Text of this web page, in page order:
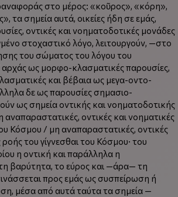
στο μέρος: «κοῦρος», «κόρη»,
τα σημεία αυτά, οικείες ήδη σε εμάς,
οντικές και νοηματοδοτικές μονάδες
στοχαστικό λόγο, λειτουργούν, —στο
του σώματος του λόγου του
ως μορφο-κλασματικές παρουσίες,
και βέβαια ως μεγα-οντο-
δε ως παρουσίες σημασιο-
ως σημεία οντικής και νοηματοδοτικής
οντικές και νοηματικές
Κόσμου / μη αναπαραστατικές, οντικές
του γίγνεσθαι του Κόσμου· του
η οντική και παράλληλα η
βαρύτητα, το εύρος και —άρα— τη
προς εμάς ως συσπείρωση ή
μέσα από αυτά ταύτα τα σημεία —